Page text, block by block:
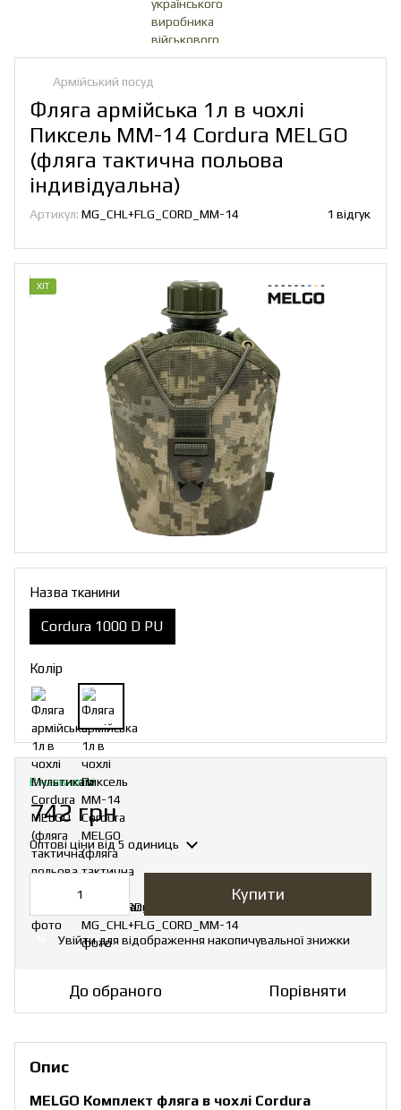
Армійський посуд
Фляга армійська 1л в чохлі
Пиксель ММ-14 Cordura MELGO
(фляга тактична польова
індивідуальна)
Артикул: MG_CHL+FLG_CORD_ММ-14 1 відгук
ХІТ
Назва тканини
Cordura 1000 D PU
Колір
В наявності
742 грн
Оптові цінивід 5 одиниць
Купити
Увійтидля відображення накопичувальної знижки
До обраного Порівняти
Опис
MELGO Комплект фляга в чохлі Cordura